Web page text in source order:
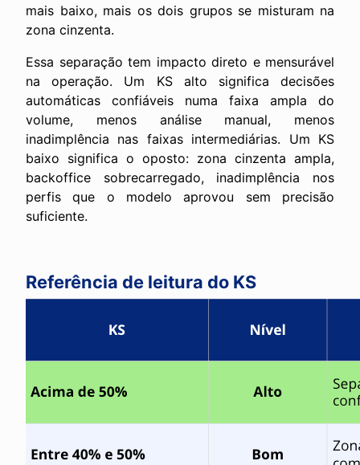
mais baixo, mais os dois grupos se misturam na
zona cinzenta.
Essa separação tem impacto direto e mensurável
na operação. Um KS alto significa decisões
automáticas confiáveis numa faixa ampla do
volume, menos análise manual, menos
inadimplência nas faixas intermediárias. Um KS
baixo significa o oposto: zona cinzenta ampla,
backoffice sobrecarregado, inadimplência nos
perfis que o modelo aprovou sem precisão
suficiente.
Referência de leitura do KS